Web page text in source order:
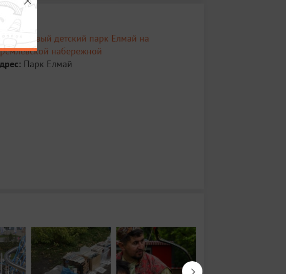
Место:
Новый детский парк Елмай на
набережной
Парк Елмай